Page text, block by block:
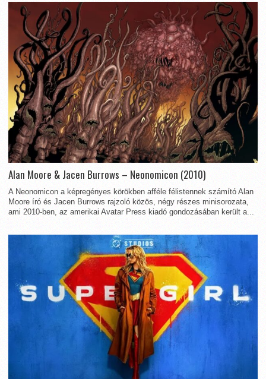
Alan Moore & Jacen Burrows – Neonomicon (2010)
A Neonomicon a képregényes körökben afféle félistennek számító Alan
Moore író és Jacen Burrows rajzoló közös, négy részes minisorozata,
ami 2010-ben, az amerikai Avatar Press kiadó gondozásában került a...